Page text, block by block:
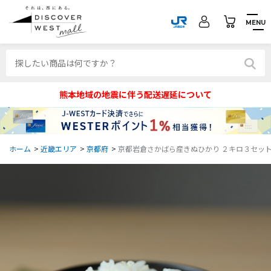
MENU
熊本地域の地震に伴う配送遅延について
ホーム > 近畿エリア > 京都府 > 京都岩倉さかばら産きぬひかり ２キロ３セッ